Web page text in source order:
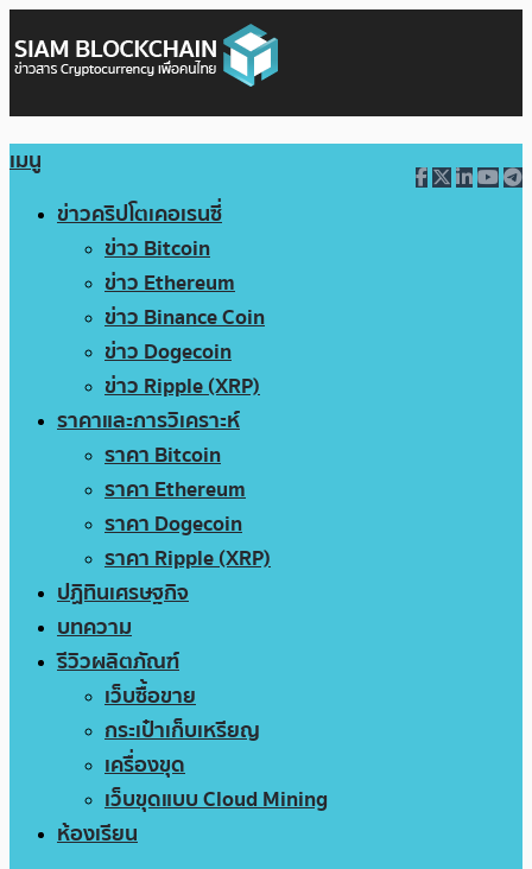
เมนู
ข่าวคริปโตเคอเรนซี่
ข่าว Bitcoin
ข่าว Ethereum
ข่าว Binance Coin
ข่าว Dogecoin
ข่าว Ripple (XRP)
ราคาและการวิเคราะห์
ราคา Bitcoin
ราคา Ethereum
ราคา Dogecoin
ราคา Ripple (XRP)
ปฏิทินเศรษฐกิจ
บทความ
รีวิวผลิตภัณฑ์
เว็บซื้อขาย
กระเป๋าเก็บเหรียญ
เครื่องขุด
เว็บขุดแบบ Cloud Mining
ห้องเรียน